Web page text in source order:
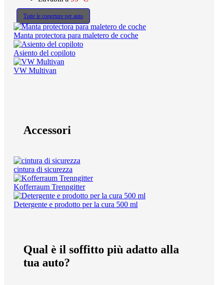
Tutte le coperture per auto
Manta protectora para maletero de coche
Asiento del copiloto
VW Multivan
Accessori
cintura di sicurezza
Kofferraum Trenngitter
Detergente e prodotto per la cura 500 ml
Qual è il soffitto più adatto alla
tua auto?